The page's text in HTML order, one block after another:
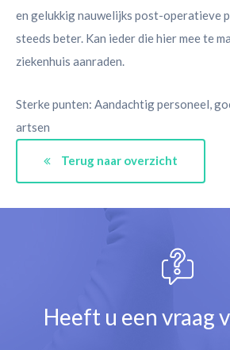
en gelukkig nauwelijks post-operatieve
steeds beter. Kan ieder die hier mee te
ziekenhuis aanraden.
Sterke punten: Aandachtig personeel,
artsen
Terug naar overzicht
Heeft u een vraag